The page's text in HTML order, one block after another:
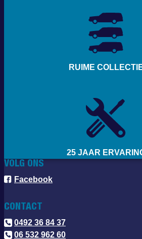
RUIME
25 JAAR
VOLG ONS
Facebook
CONTACT
0492 36 84 37
06 532 962 60